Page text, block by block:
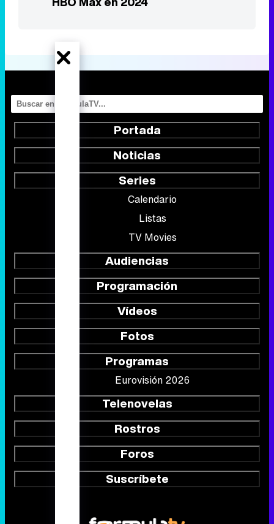
Noticias
Series
Calendario
Listas
TV Movies
Audiencias
Programación
Vídeos
Fotos
Programas
Eurovisión 2026
Telenovelas
Rostros
Foros
Suscríbete
Síguenos